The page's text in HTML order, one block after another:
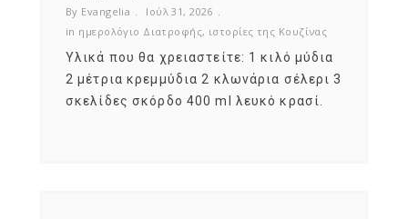
By Evangelia
Ιούλ 31, 2026
in ημερολόγιο Διατροφής, ιστορίες της Κουζίνας
Υλικά που θα χρειαστείτε: 1 κιλό μύδια
2 μέτρια κρεμμύδια 2 κλωνάρια σέλερι 3
σκελίδες σκόρδο 400 ml λευκό κρασί.